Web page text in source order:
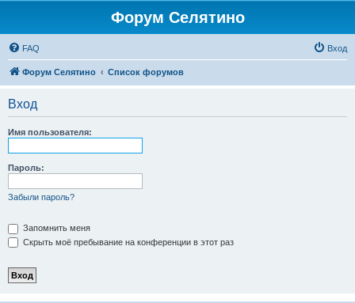
Форум Селятино
FAQ Вход
Форум Селятино Список форумов
Вход
Имя пользователя:
Пароль:
Забыли пароль?
Запомнить меня
Скрыть моё пребывание на конференции в этот раз